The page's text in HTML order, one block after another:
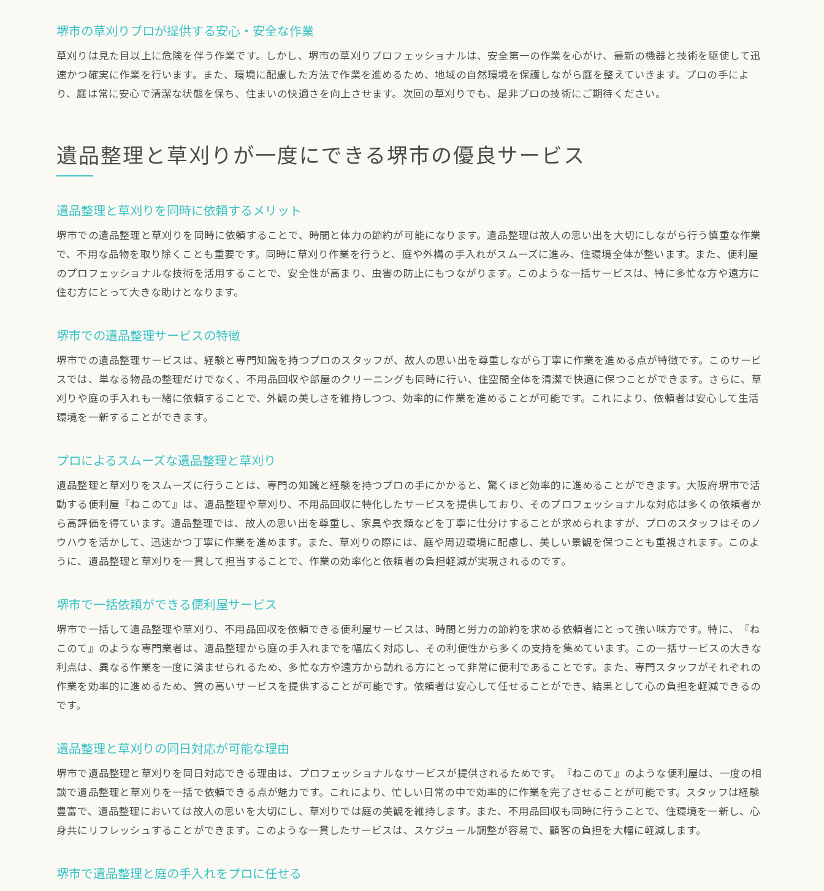
プロの草刈りで庭を健康に保つ方法
草刈りのプロフェッショナルサービスの利用方法
堺市で安心の草刈りサービスを選ぶポイント
堺市での不用品回収サービスの流れ
堺市での便利屋サービスの活用術
堺市での草刈りと遺品整理はプロの丁寧さで選ぶ
丁寧な草刈りが庭に与える影響
プロフェッショナルな草刈りサービスとは
堺市での丁寧な遺品整理サービスの利点
堺市の草刈りプロが提供する安心・安全な作業
草刈りは見た目以上に危険を伴う作業です。しかし、堺市の草刈りプロフェッショナルは、安全第一の作業を心がけ、最新の機器と技術を駆使して迅
速かつ確実に作業を行います。また、環境に配慮した方法で作業を進めるため、地域の自然環境を保護しながら庭を整えていきます。プロの手によ
り、庭は常に安心で清潔な状態を保ち、住まいの快適さを向上させます。次回の草刈りでも、是非プロの技術にご期待ください。
遺品整理と草刈りが一度にできる堺市の優良サービス
遺品整理と草刈りを同時に依頼するメリット
堺市での遺品整理と草刈りを同時に依頼することで、時間と体力の節約が可能になります。遺品整理は故人の思い出を大切にしながら行う慎重な作業
で、不用な品物を取り除くことも重要です。同時に草刈り作業を行うと、庭や外構の手入れがスムーズに進み、住環境全体が整います。また、便利屋
のプロフェッショナルな技術を活用することで、安全性が高まり、虫害の防止にもつながります。このような一括サービスは、特に多忙な方や遠方に
住む方にとって大きな助けとなります。
堺市での遺品整理サービスの特徴
堺市での遺品整理サービスは、経験と専門知識を持つプロのスタッフが、故人の思い出を尊重しながら丁寧に作業を進める点が特徴です。このサービ
スでは、単なる物品の整理だけでなく、不用品回収や部屋のクリーニングも同時に行い、住空間全体を清潔で快適に保つことができます。さらに、草
刈りや庭の手入れも一緒に依頼することで、外観の美しさを維持しつつ、効率的に作業を進めることが可能です。これにより、依頼者は安心して生活
環境を一新することができます。
プロによるスムーズな遺品整理と草刈り
遺品整理と草刈りをスムーズに行うことは、専門の知識と経験を持つプロの手にかかると、驚くほど効率的に進めることができます。大阪府堺市で活
動する便利屋『ねこのて』は、遺品整理や草刈り、不用品回収に特化したサービスを提供しており、そのプロフェッショナルな対応は多くの依頼者か
ら高評価を得ています。遺品整理では、故人の思い出を尊重し、家具や衣類などを丁寧に仕分けすることが求められますが、プロのスタッフはそのノ
ウハウを活かして、迅速かつ丁寧に作業を進めます。また、草刈りの際には、庭や周辺環境に配慮し、美しい景観を保つことも重視されます。このよ
うに、遺品整理と草刈りを一貫して担当することで、作業の効率化と依頼者の負担軽減が実現されるのです。
堺市で一括依頼ができる便利屋サービス
堺市で一括して遺品整理や草刈り、不用品回収を依頼できる便利屋サービスは、時間と労力の節約を求める依頼者にとって強い味方です。特に、『ね
このて』のような専門業者は、遺品整理から庭の手入れまでを幅広く対応し、その利便性から多くの支持を集めています。この一括サービスの大きな
利点は、異なる作業を一度に済ませられるため、多忙な方や遠方から訪れる方にとって非常に便利であることです。また、専門スタッフがそれぞれの
作業を効率的に進めるため、質の高いサービスを提供することが可能です。依頼者は安心して任せることができ、結果として心の負担を軽減できるの
です。
遺品整理と草刈りの同日対応が可能な理由
堺市で遺品整理と草刈りを同日対応できる理由は、プロフェッショナルなサービスが提供されるためです。『ねこのて』のような便利屋は、一度の相
談で遺品整理と草刈りを一括で依頼できる点が魅力です。これにより、忙しい日常の中で効率的に作業を完了させることが可能です。スタッフは経験
豊富で、遺品整理においては故人の思いを大切にし、草刈りでは庭の美観を維持します。また、不用品回収も同時に行うことで、住環境を一新し、心
身共にリフレッシュすることができます。このような一貫したサービスは、スケジュール調整が容易で、顧客の負担を大幅に軽減します。
堺市で遺品整理と庭の手入れをプロに任せる